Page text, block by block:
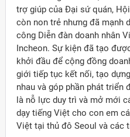
trợ giúp của Đại sứ quán,
còn non trẻ nhưng đã mạnh
công Diễn đàn doanh nhân
Incheon. Sự kiện đã tạo
khởi đầu để cộng đồng
giới tiếp tục kết nối, tạo
nhau và góp phần phát
là nỗ lực duy trì và mở mới
dạy tiếng Việt cho con em
Việt tại thủ đô Seoul và các